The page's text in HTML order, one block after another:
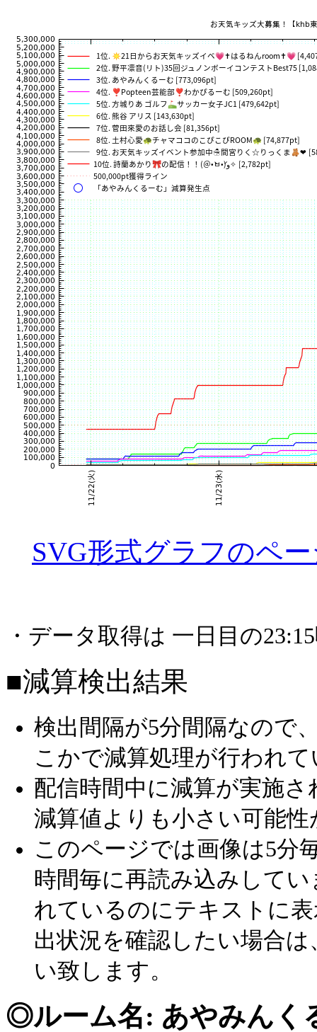
SVG形式グラフのペ
・データ取得は 一日目の
■減算検出結果
検出間隔が5分間隔なので
こかで減算処理が行われ
配信時間中に減算が実施
減算値よりも小さい可能
このページでは画像は5分
時間毎に再読み込みして
れているのにテキストに
出状況を確認したい場合
い致します。
◎ルーム名: あやみんく